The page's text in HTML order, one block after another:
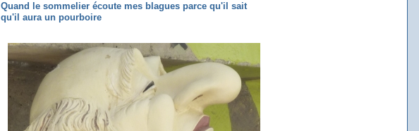
Quand le sommelier écoute mes blagues parce qu'il sait
qu'il aura un pourboire